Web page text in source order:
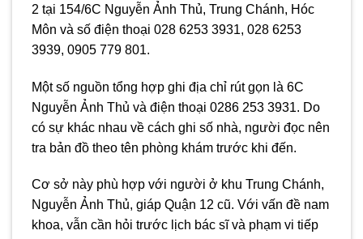
2 tại 154/6C Nguyễn Ảnh Thủ, Trung Chánh, Hóc
Môn và số điện thoại 028 6253 3931, 028 6253
3939, 0905 779 801.
Một số nguồn tổng hợp ghi địa chỉ rút gọn là 6C
Nguyễn Ảnh Thủ và điện thoại 0286 253 3931. Do
có sự khác nhau về cách ghi số nhà, người đọc nên
tra bản đồ theo tên phòng khám trước khi đến.
Cơ sở này phù hợp với người ở khu Trung Chánh,
Nguyễn Ảnh Thủ, giáp Quận 12 cũ. Với vấn đề nam
khoa, vẫn cần hỏi trước lịch bác sĩ và phạm vi tiếp